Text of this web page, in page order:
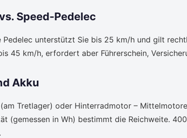
Speed-Pedelec
Pedelec unterstützt Sie bis 25 km/h und gilt
45 km/h, erfordert aber Führerschein,
Akku
Tretlager) oder Hinterradmotor –
(gemessen in Wh) bestimmt die Reichweite.